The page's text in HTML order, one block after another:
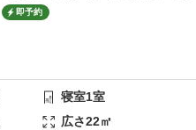
即予約
寝室1室
広さ22㎡